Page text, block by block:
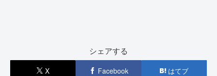
シェアする
X Facebook はてブ